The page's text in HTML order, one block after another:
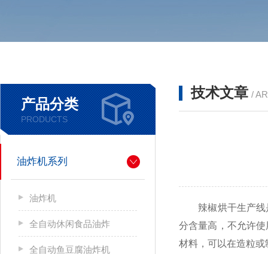
产品分类
PRODUCTS
油炸机系列
油炸机
全自动休闲食品油炸
全自动鱼豆腐油炸机
技术文章 /
辣椒烘干生产线是
分含量高，不允许
材料，可以在造粒